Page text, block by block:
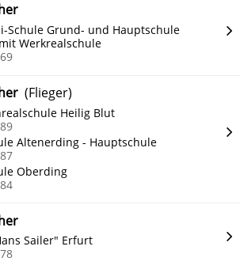
Schule Grund- und Hauptschule
Werkrealschule
(Flieger)
Heilig Blut
Altenerding - Hauptschule
Oberding
Sailer" Erfurt